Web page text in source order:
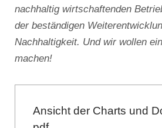
nachhaltig wirtschaftenden
der beständigen
Nachhaltigkeit. Und wir wollen
machen!
Ansicht der Charts und